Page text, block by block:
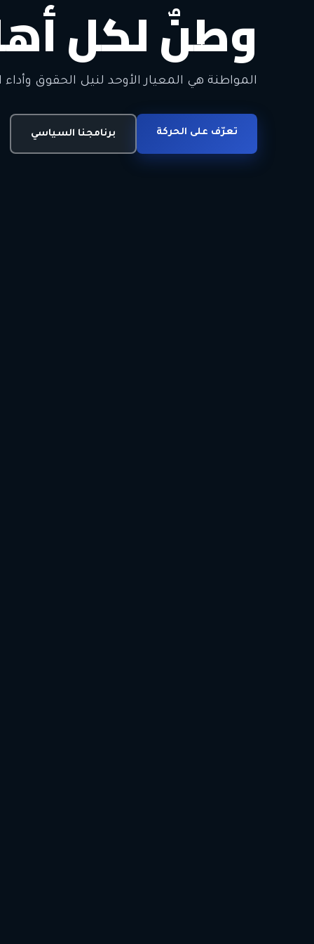
وطنٌ لكل
المواطنة هي المعيار الأوحد لنيل الحقوق وأداء
تعرّف على الحركة برنامجنا السياسي
معاً من أجل
الحرية • الوحدة • السلام • الديمقراطية
انضم للحركة اتصل بنا